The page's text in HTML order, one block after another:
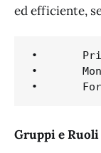
ed efficiente,
•	Principio del Minimo Privilegio: Assegna agli utenti solo i permessi strettamente necessari per le loro funzioni.
•	Monitoraggio Continuo: Utilizza strumenti come AWS CloudTrail per tenere traccia dell’attività degli utenti e rilevare possibili problemi di sicurezza.
Gruppi e